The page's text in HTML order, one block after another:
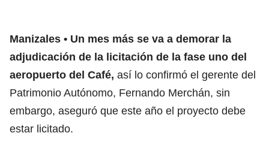
Manizales
Un mes más se va a demorar la
adjudicación de la licitación de la fase uno del
aeropuerto del Café, así lo confirmó el gerente del
Patrimonio Autónomo, Fernando Merchán, sin
embargo, aseguró que este año el proyecto debe
estar licitado.